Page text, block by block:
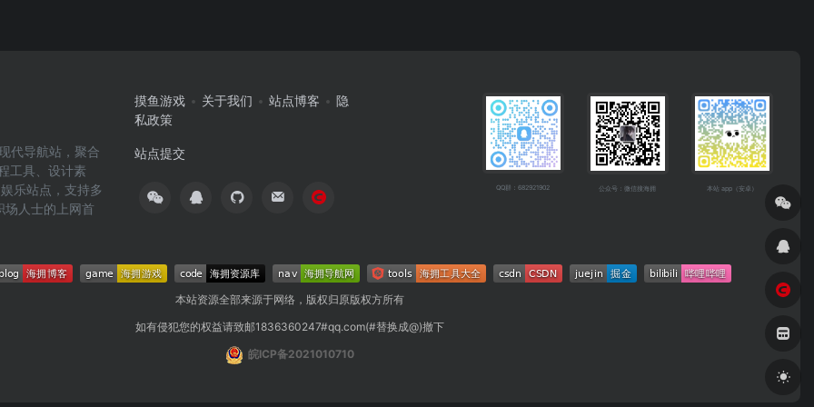
代导航站，聚合
工具、设计素
乐站点，支持多
场人士的上网首
摸鱼游戏 关于我们 站点博客
隐
私政策
站点提交
QQ群：682921902 公众号：微信搜海拥 本站 app（安卓）
本站资源全部来源于网络，版权归原版权方所有
如有侵犯您的权益请致邮1836360247#qq.com(#替换成@)撤下
皖ICP备2021010710